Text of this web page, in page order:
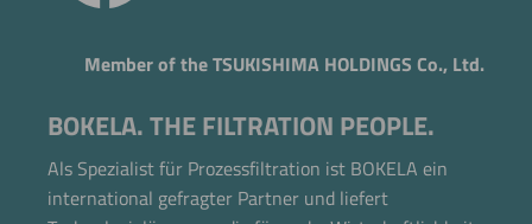
Member of the TSUKISHIMA HOLDINGS Co., Ltd.
BOKELA. THE FILTRATION PEOPLE.
Als Spezialist für Prozessfiltration ist BOKELA ein
international gefragter Partner und liefert